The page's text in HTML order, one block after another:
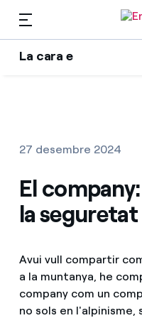
La cara e
Llars
Compara les
Per cada kWh que
altre
Serveis
Mobilitat
PARA TI
Solar
CA
27 desembre 2024
El
la
Avui vull compartir
a la muntanya, he
company com un
no sols en l'alpinisme,